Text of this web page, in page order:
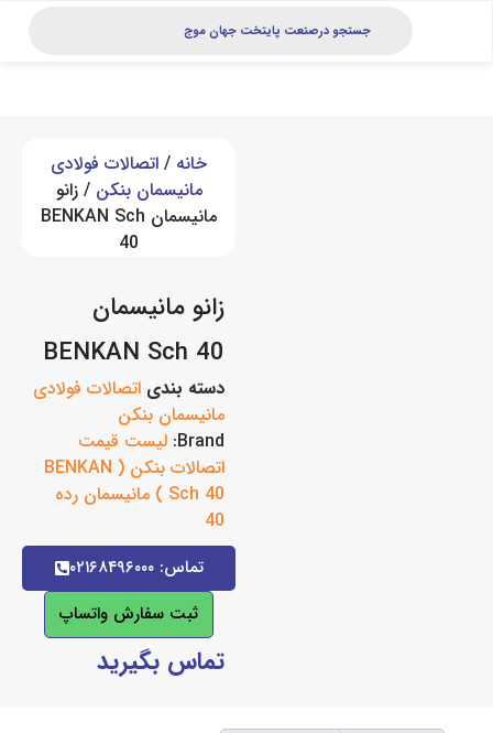
اتصالات فولادی
مانیسمان بنکن/ زانو
مانیسمان BENKAN Sch
زانو مانیسمان
BENKAN Sch 40
اتصالات فولادی
مانیسمان بنکن
لیست قیمت
اتصالات بنکن ( BENKAN
Sch 40 ) مانیسمان رده
ثبت سفارش واتساپ
تماس بگیرید